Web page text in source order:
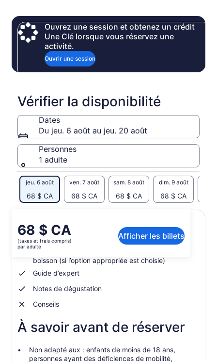
Ouvrez une session et obtenez un crédit
Une Clé lorsque vous réservez une
activité.
Ouvrir une session
Vérifier la disponibilité
Dates
Du jeu. 6 août au jeu. 20 août
Personnes
1 adulte
jeu. 6 août
68 $ CA
ven. 7 août
68 $ CA
sam. 8 août
68 $ CA
dim. 9 août
68 $ CA
Le
prix
est
de 68 $ CA.
adulte
68 $ CA
(taxes et frais compris)
par adulte
Afficher les billets
Inclusions et exclusions
boisson (si l’option appropriée est choisie)
Guide d’expert
Notes de dégustation
Conseils
À savoir avant de réserver
Non adapté aux : enfants de moins de 18 ans,
personnes ayant des déficiences de mobilité,